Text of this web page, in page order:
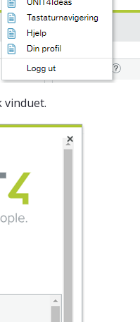
vinduet.